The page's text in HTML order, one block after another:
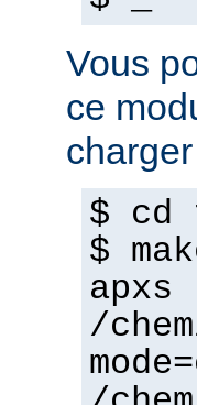
Vous
ce
$ cd
$
apxs
/